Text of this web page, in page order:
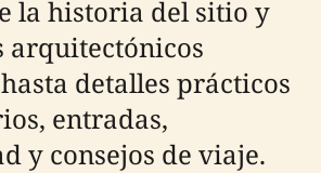
la historia del sitio y
arquitectónicos
detalles prácticos
entradas,
y consejos de viaje.